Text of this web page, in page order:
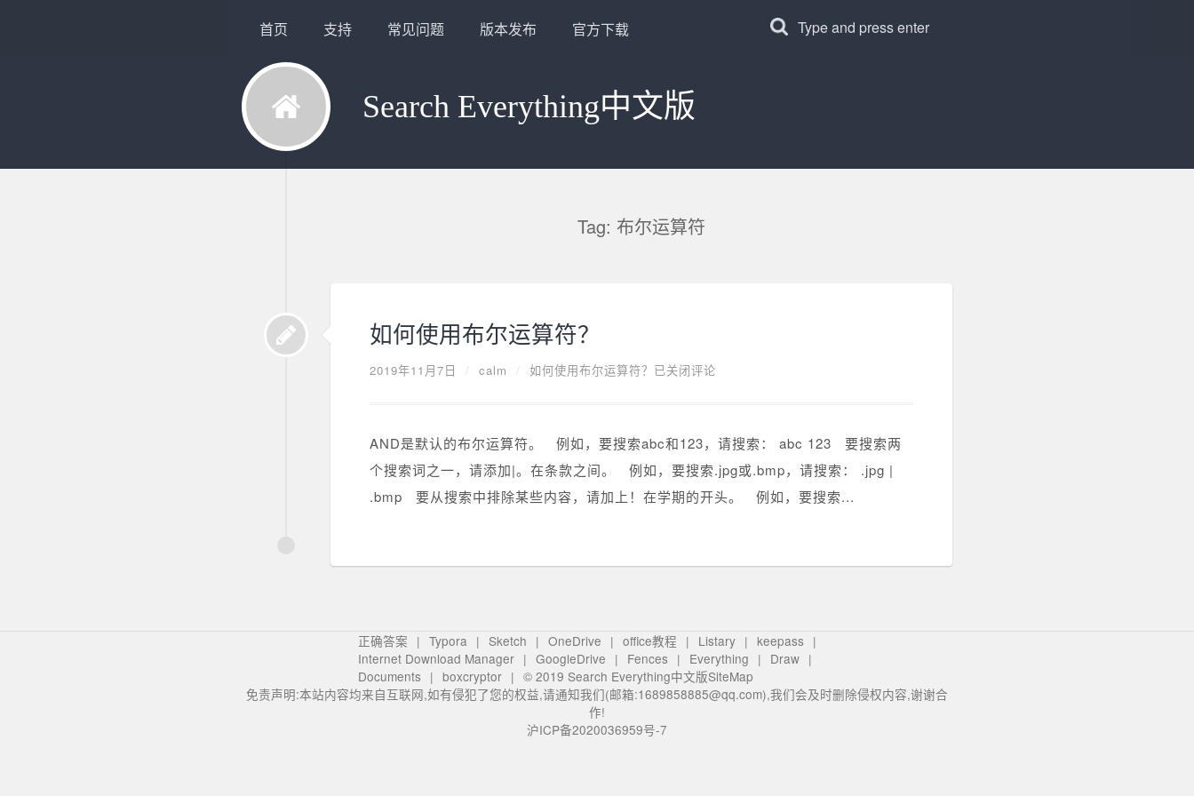
首页 支持 常见问题 版本发布 官方下载
Search Everything中文版
Tag: 布尔运算符
如何使用布尔运算符？
2019年11月7日 / calm / 如何使用布尔运算符？ 已关闭评论
AND是默认的布尔运算符。 例如，要搜索abc和123，请搜索： abc 123 要搜索两
个搜索词之一，请添加|。在条款之间。 例如，要搜索.jpg或.bmp，请搜索： .jpg |
.bmp 要从搜索中排除某些内容，请加上！在学期的开头。 例如，要搜索...
正确答案 Typora Sketch OneDrive office教程 Listary keepass
Internet Download Manager GoogleDrive Fences Everything
Draw
Documents
boxcryptor © 2019 Search Everything中文版SiteMap
免责声明:本站内容均来自互联网,如有侵犯了您的权益,请通知我们(邮箱:1689858885@qq.com),我们会及时删除侵权内容,谢谢合
作!
沪ICP备2020036959号-7